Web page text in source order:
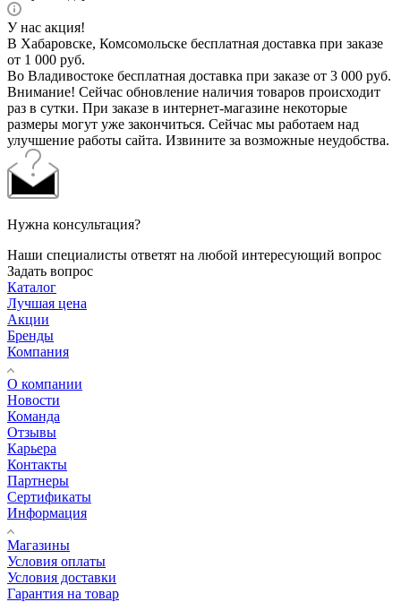
У нас акция!
В Хабаровске, Комсомольске бесплатная доставка при заказе
от 1 000 руб.
Во Владивостоке бесплатная доставка при заказе от 3 000 руб.
Внимание! Сейчас обновление наличия товаров происходит
раз в сутки. При заказе в интернет-магазине некоторые
размеры могут уже закончиться. Сейчас мы работаем над
улучшение работы сайта. Извините за возможные неудобства.
Нужна консультация?
Наши специалисты ответят на любой интересующий вопрос
Задать вопрос
Каталог
Лучшая цена
Акции
Бренды
Компания
О компании
Новости
Команда
Отзывы
Карьера
Контакты
Партнеры
Сертификаты
Информация
Магазины
Условия оплаты
Условия доставки
Гарантия на товар